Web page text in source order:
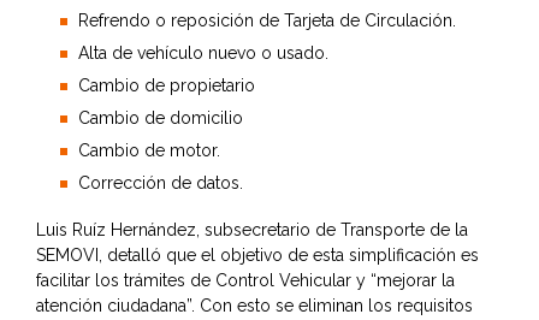
Refrendo o reposición de Tarjeta de Circulación.
Alta de vehículo nuevo o usado.
Cambio de propietario
Cambio de domicilio
Cambio de motor.
Corrección de datos.
Luis Ruíz Hernández, subsecretario de Transporte de la
SEMOVI, detalló que el objetivo de esta simplificación es
facilitar los trámites de Control Vehicular y “mejorar la
atención ciudadana”. Con esto se eliminan los requisitos